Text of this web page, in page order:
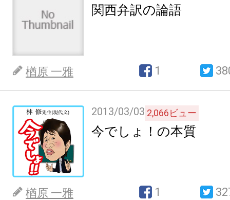
関西弁訳の論語
楢原 一雅 1
2013/03/03 2,066ビュー
今でしょ！の本質
楢原 一雅 1